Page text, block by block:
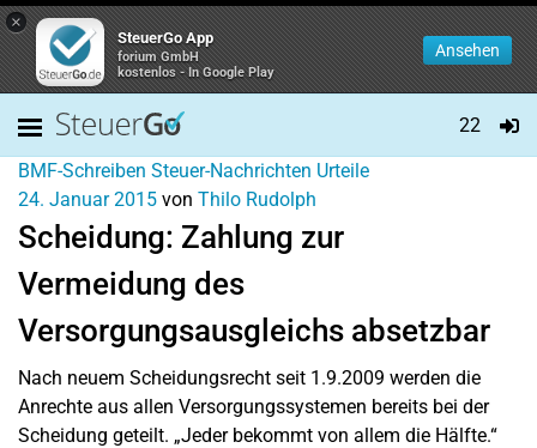
×
SteuerGo App
forium GmbH
kostenlos - In Google Play
Ansehen
22
BMF-Schreiben Steuer-Nachrichten Urteile
24. Januar 2015 von Thilo Rudolph
Scheidung: Zahlung zur
Vermeidung des
Versorgungsausgleichs absetzbar
Nach neuem Scheidungsrecht seit 1.9.2009 werden die
Anrechte aus allen Versorgungssystemen bereits bei der
Scheidung geteilt. „Jeder bekommt von allem die Hälfte.“